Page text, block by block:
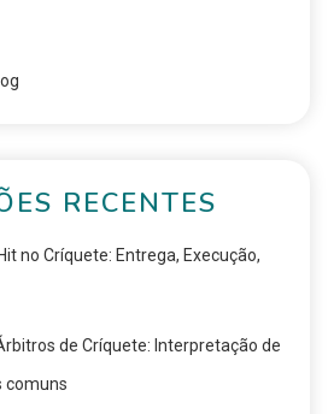
RECENTES
no Críquete: Entrega, Execução,
de Críquete: Interpretação de
comuns